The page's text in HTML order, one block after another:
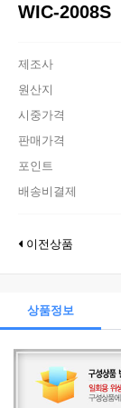
WIC-2008S
제조사
원산지
시중가격
판매가격
포인트
배송비결제
이전상품
상품정보